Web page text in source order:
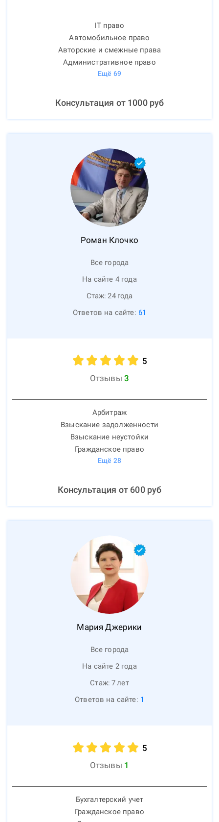
IT право
Автомобильное право
Авторские и смежные права
Административное право
Ещё 69
Консультация от 1000руб
Роман Клочко
Все города
На сайте 4 года
Стаж: 24 года
Ответов на сайте: 61
5
Отзывы 3
Арбитраж
Взыскание задолженности
Взыскание неустойки
Гражданское право
Ещё 28
Консультация от 600руб
Мария Джерики
Все города
На сайте 2 года
Стаж: 7лет
Ответов на сайте: 1
5
Отзывы 1
Бухгалтерский учет
Гражданское право